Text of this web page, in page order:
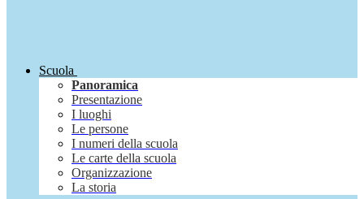
Scuola
Panoramica
Presentazione
I luoghi
Le persone
I numeri della scuola
Le carte della scuola
Organizzazione
La storia